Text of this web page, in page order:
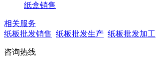
纸盒销售
相关服务
纸板批发销售 纸板批发生产 纸板批发加工
咨询热线